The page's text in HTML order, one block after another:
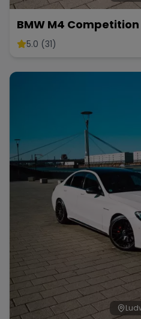
BMW M4
5.0 (31)